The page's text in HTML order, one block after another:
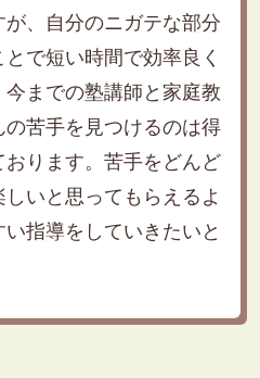
、自分のニガテな部分
で短い時間で効率良く
までの塾講師と家庭教
苦手を見つけるのは得
ります。苦手をどんど
いと思ってもらえるよ
指導をしていきたいと